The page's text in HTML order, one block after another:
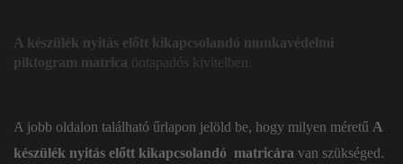
A készülék nyitás előtt kikapcsolandó munkavédelmi
piktogram matrica öntapadós kivitelben.
A jobb oldalon található űrlapon jelöld be, hogy milyen méretű A
készülék nyitás előtt kikapcsolandó matricára van szükséged.